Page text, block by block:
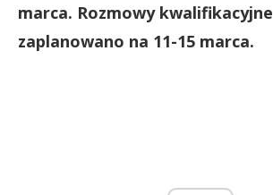
marca. Rozmowy kwalifikacyjne
zaplanowano na 11-15 marca.